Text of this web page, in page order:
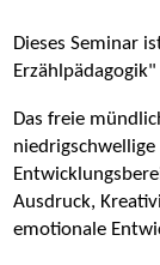
Dieses Seminar
Das freie
Ausdruck,
emotionale